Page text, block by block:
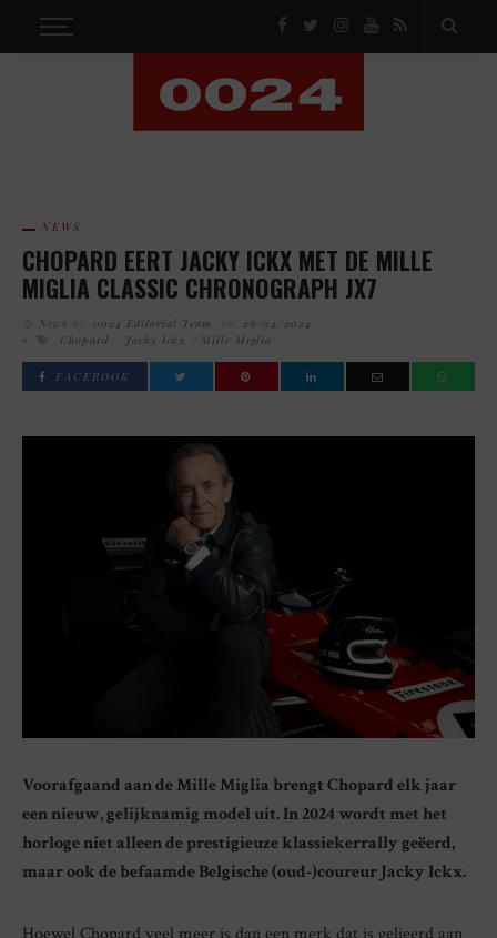
NEWS
CHOPARD EERT JACKY ICKX MET DE MILLE
MIGLIA CLASSIC CHRONOGRAPH JX7
News 0024 Editorial Team
26/04/2024
Chopard
Jacky Ickx Mille Miglia
FACEBOOK
Voorafgaand aan de Mille Miglia brengt Chopard elk jaar
een nieuw, gelijknamig model uit. In 2024 wordt met het
horloge niet alleen de prestigieuze klassiekerrally geëerd,
maar ook de befaamde Belgische (oud-)coureur Jacky Ickx.